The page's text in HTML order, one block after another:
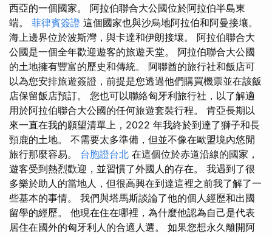
西亞的一個國家。 阿拉伯聯合大公國位於阿拉伯半島東
端。 菲律賓簽證 這個國家也與沙烏地阿拉伯和阿曼接壤。
海上邊界位於波斯灣，與卡達和伊朗接壤。 阿拉伯聯合大
公國是一個全年歡迎遊客的旅遊天堂。 阿拉伯聯合大公國
的土地擁有豐富的歷史和傳統。 阿聯酋的旅行社和飯店可
以為您安排旅遊簽證，前提是您透過他們購買機票並在該飯
店保留飯店預訂。 您也可以聯絡匈牙利旅行社，以了解適
用於阿拉伯聯合大公國的任何旅遊套裝行程。 肯亞長期以
來一直在我的願望清單上，2022 年我終於到達了獅子和長
頸鹿的土地。 不需要太多準備，但並不像在歐盟境內悠閒
旅行那麼容易。 台胞證台北 在這個位於赤道沿線的國家，
遊客受到熱烈歡迎，並習慣了外國人的存在。 我遇到了很
多樂於助人的當地人，但很高興在到達這裡之前我了解了一
些基本的事情。 我們與塔馬斯談論了他的個人經歷和出國
留學的經歷。 他現在住在哪裡，為什麼他認為自己是代表
居住在國外的匈牙利人的合適人選。 如果您想永久離開阿